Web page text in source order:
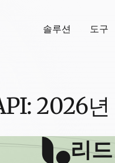
솔루션 도구
2026
리